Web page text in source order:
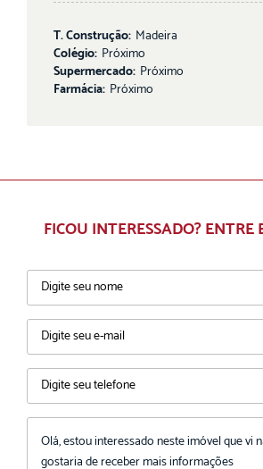
T. Construção: Madeira
Colégio: Próximo
Supermercado: Próximo
Farmácia: Próximo
FICOU INTERESSADO?